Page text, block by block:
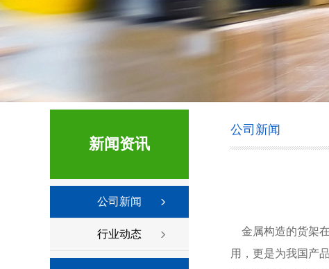
新闻资讯
公司新闻
行业动态
公司新闻
金属构造的货架
用，更是为我国产